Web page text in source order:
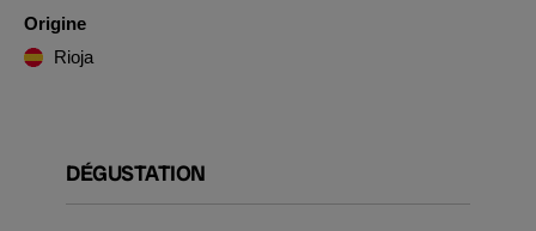
Origine
Rioja
DÉGUSTATION